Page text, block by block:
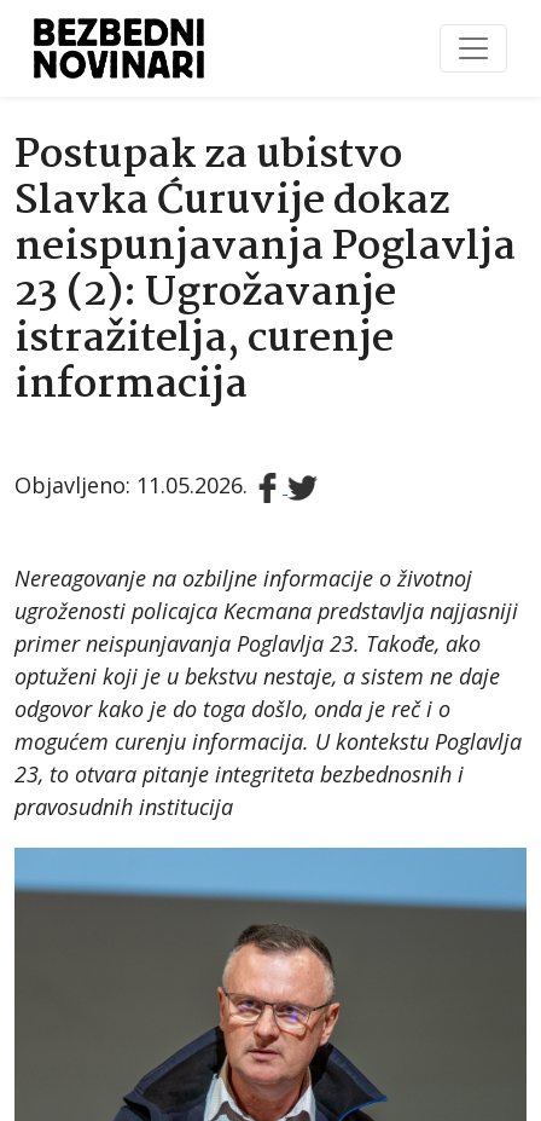
Postupak za ubistvo
Slavka Ćuruvije dokaz
neispunjavanja Poglavlja
23 (2): Ugrožavanje
istražitelja, curenje
informacija
Objavljeno: 11.05.2026.
Nereagovanje na ozbiljne informacije o životnoj
ugroženosti policajca Kecmana predstavlja najjasniji
primer neispunjavanja Poglavlja 23. Takođe, ako
optuženi koji je u bekstvu nestaje, a sistem ne daje
odgovor kako je do toga došlo, onda je reč i o
mogućem curenju informacija. U kontekstu Poglavlja
23, to otvara pitanje integriteta bezbednosnih i
pravosudnih institucija